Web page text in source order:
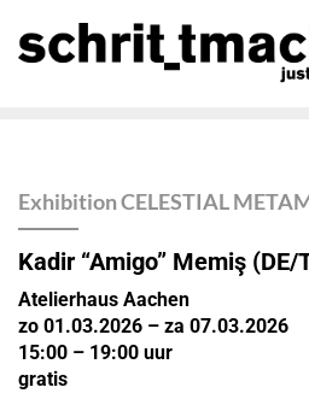
Exhibition CELESTIAL
Kadir “Amigo” Memiş (DE/
Atelierhaus Aachen
zo 01.03.2026 – za 07.03.2026
15:00 – 19:00 uur
gratis